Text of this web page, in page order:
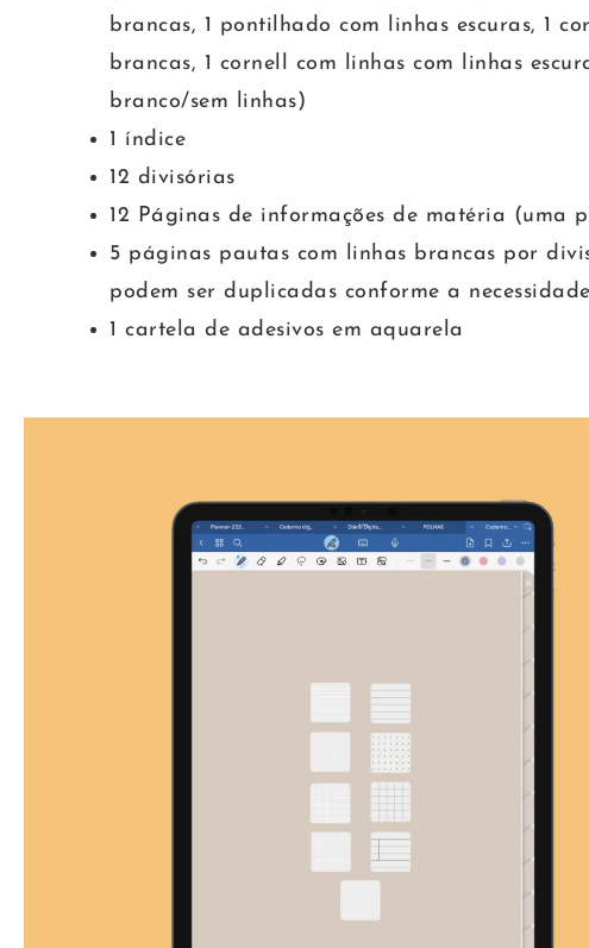
brancas, 1 pontilhado com linhas escuras, 1
brancas, 1 cornell com linhas com linhas
branco/sem linhas)
1 índice
12 divisórias
12 Páginas de informações de matéria (uma
5 páginas pautas com linhas brancas por
podem ser duplicadas conforme a
1 cartela de adesivos em aquarela